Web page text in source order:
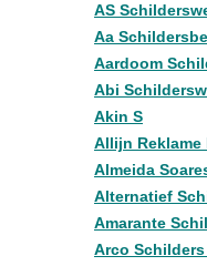
AS
Aa
Aardoom
Abi
Akin S
Allijn Reklame
Almeida
Alternatief
Amarante
Arco